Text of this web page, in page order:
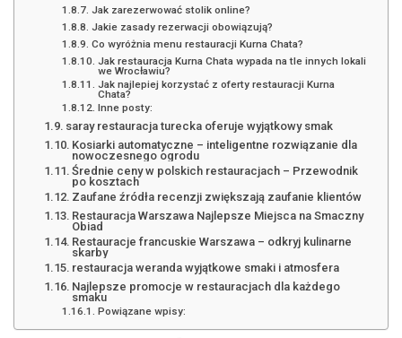
Jak zarezerwować stolik online?
Jakie zasady rezerwacji obowiązują?
Co wyróżnia menu restauracji Kurna Chata?
Jak restauracja Kurna Chata wypada na tle innych lokali
we Wrocławiu?
Jak najlepiej korzystać z oferty restauracji Kurna
Chata?
Inne posty:
saray restauracja turecka oferuje wyjątkowy smak
Kosiarki automatyczne – inteligentne rozwiązanie dla
nowoczesnego ogrodu
Średnie ceny w polskich restauracjach – Przewodnik
po kosztach
Zaufane źródła recenzji zwiększają zaufanie klientów
Restauracja Warszawa Najlepsze Miejsca na Smaczny
Obiad
Restauracje francuskie Warszawa – odkryj kulinarne
skarby
restauracja weranda wyjątkowe smaki i atmosfera
Najlepsze promocje w restauracjach dla każdego
smaku
Powiązane wpisy: